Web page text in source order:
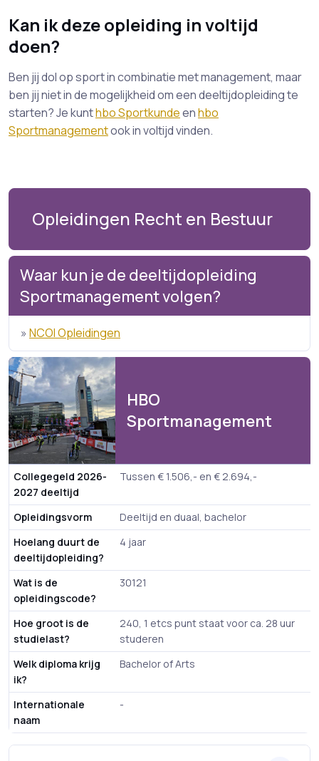
Kan ik deze opleiding in voltijd
doen?
Ben jij dol op sport in combinatie met management, maar
ben jij niet in de mogelijkheid om een deeltijdopleiding te
starten? Je kunthbo Sportkundeenhbo
Sportmanagementook in voltijd vinden.
Opleidingen Recht en Bestuur
Waar kun je de deeltijdopleiding
Sportmanagement volgen?
» NCOI Opleidingen
HBO
Sportmanagement
Collegegeld 2026-
2027 deeltijd
Tussen € 1.506,- en € 2.694,-
Opleidingsvorm
Deeltijd en duaal, bachelor
Hoelang duurt de
deeltijdopleiding?
4 jaar
Wat is de
opleidingscode?
30121
Hoe groot is de
studielast?
240, 1 etcs punt staat voor ca. 28 uur
studeren
Welk diploma krijg
ik?
Bachelor of Arts
Internationale
naam
-